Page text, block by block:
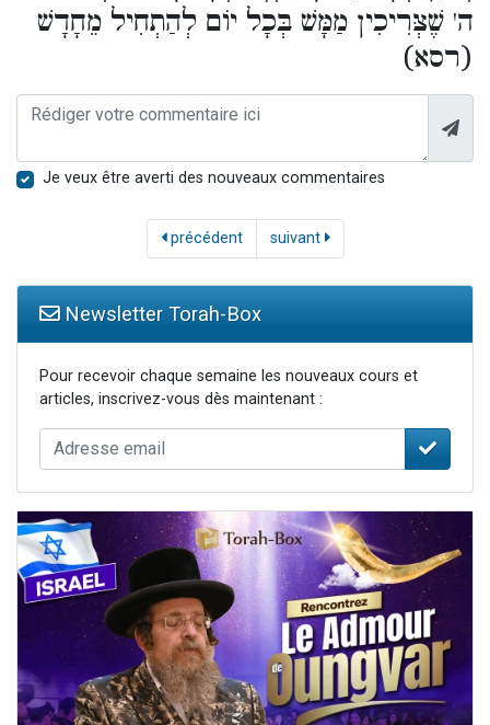
ה' שֶׁצְּרִיכִין מַמָּשׁ בְּכָל יוֹם לְהַתְחִיל מֵחָדָשׁ
(רסא)
Je veux être averti des nouveaux commentaires
précédent suivant
Newsletter Torah-Box
Pour recevoir chaque semaine les nouveaux cours et
articles, inscrivez-vous dès maintenant :